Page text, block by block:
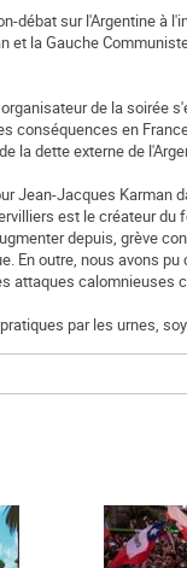
débat sur l'Argentine à
la Gauche
de la soirée
en
la dette externe de
Jean-Jacques Karman
est le créateur
depuis, grève
En outre, nous avons
attaques calomnieuses
par les urnes,